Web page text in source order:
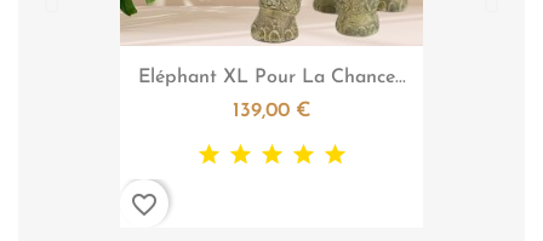
 Aperçu rapide
Eléphant XL Pour La Chance...
139,00 €
favorite_border